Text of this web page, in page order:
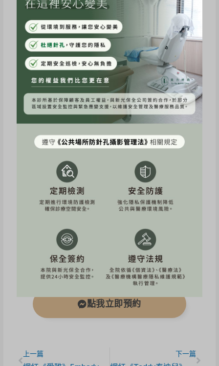
運動”躺著有外力在幫助你療程部位收縮肌肉，很
輕很輕微微電流感，運用專利電磁技術增肌減脂，
快速擁有曼妙身材。療程期間我完全沒在疼痛感
[但這方面要看個人身體狀況] EMBODY讓你美麗
不鬆懈健康好體態。
美力時尚診所 環境整體以白色明亮溫馨空間打
造，會讓你感覺到放鬆，診所內還有按摩椅、沙發
雜誌區讓你愜意的等待準備療程！美力時尚診所對
們💕！(本體驗分享經當事人同意露出)
⚠️如準備懷孕者不建議體驗療程；但如果妳是產後
遲遲瘦不回來🥹是你腹直肌修復好推薦。
#美力時尚診所 #北車醫美 #增肌減脂 #無創體
療程介紹
點我立即預約
上一篇 下一篇